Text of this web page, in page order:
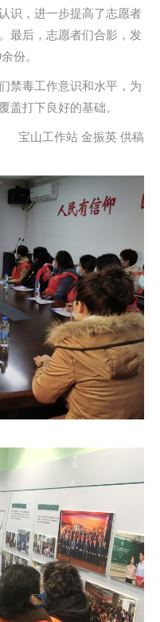
识，进一步提高了志愿者
最后，志愿者们合影，发
份。
禁毒工作意识和水平，为
盖打下良好的基础。
宝山工作站 金振英 供稿